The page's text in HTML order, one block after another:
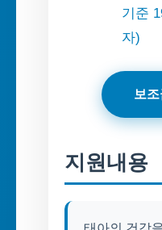
기준
자)
보조
지원내용